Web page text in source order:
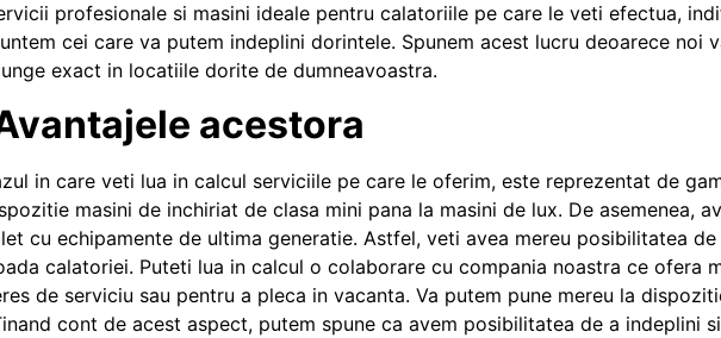
profesionale si masini ideale pentru calatoriile pe care le veti efectua,
cei care va putem indeplini dorintele. Spunem acest lucru deoarece noi
exact in locatiile dorite de dumneavoastra.
acestora
in care veti lua in calcul serviciile pe care le oferim, este reprezentat de
masini de inchiriat de clasa mini pana la masini de lux. De asemenea,
cu echipamente de ultima generatie. Astfel, veti avea mereu posibilitatea
calatoriei. Puteti lua in calcul o colaborare cu compania noastra ce ofera
de serviciu sau pentru a pleca in vacanta. Va putem pune mereu la
cont de acest aspect, putem spune ca avem posibilitatea de a indeplini